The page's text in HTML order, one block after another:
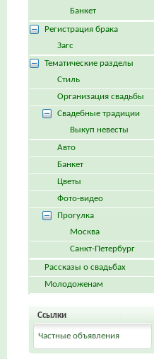
Банкет
Регистрация брака
Загс
Тематические разделы
Стиль
Организация свадьбы
Свадебные традиции
Выкуп невесты
Авто
Банкет
Цветы
Фото-видео
Прогулка
Москва
Санкт-Петербург
Рассказы о свадьбах
Молодоженам
Ссылки
Частные объявления